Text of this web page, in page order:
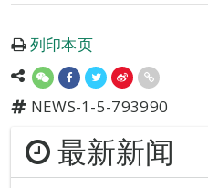
列印本页
NEWS-1-5-793990
最新新闻